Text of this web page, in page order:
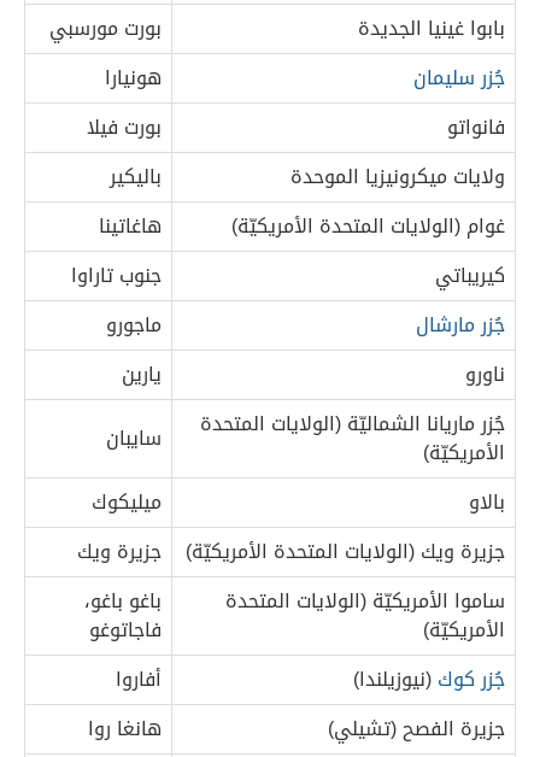
بابوا غينيا الجديدة
بورت مورسبي
جُزر سليمان
هونيارا
فانواتو
بورت فيلا
ولايات ميكرونيزيا الموحدة
باليكير
غوام (الولايات المتحدة الأمريكيّة)
هاغاتينا
كيريباتي
جنوب تاراوا
جُزر مارشال
ماجورو
ناورو
يارين
جُزر ماريانا الشماليّة (الولايات المتحدة
الأمريكيّة)
سايبان
بالاو
ميليكوك
جزيرة ويك (الولايات المتحدة الأمريكيّة)
جزيرة ويك
ساموا الأمريكيّة (الولايات المتحدة
الأمريكيّة)
باغو باغو،
فاجاتوغو
جُزر كوك(نيوزيلندا)
أفاروا
جزيرة الفصح (تشيلي)
هانغا روا